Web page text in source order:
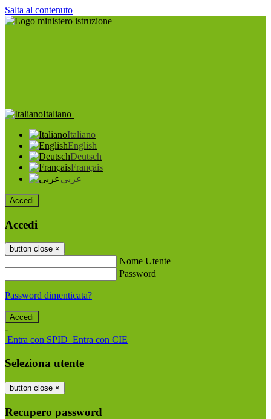
Salta al contenuto
Italiano
Italiano
English
Deutsch
Français
عربى
Accedi
Accedi
button close ×
Nome Utente
Password
Password dimenticata?
-
Entra con SPID Entra con CIE
Seleziona utente
button close ×
Recupero password